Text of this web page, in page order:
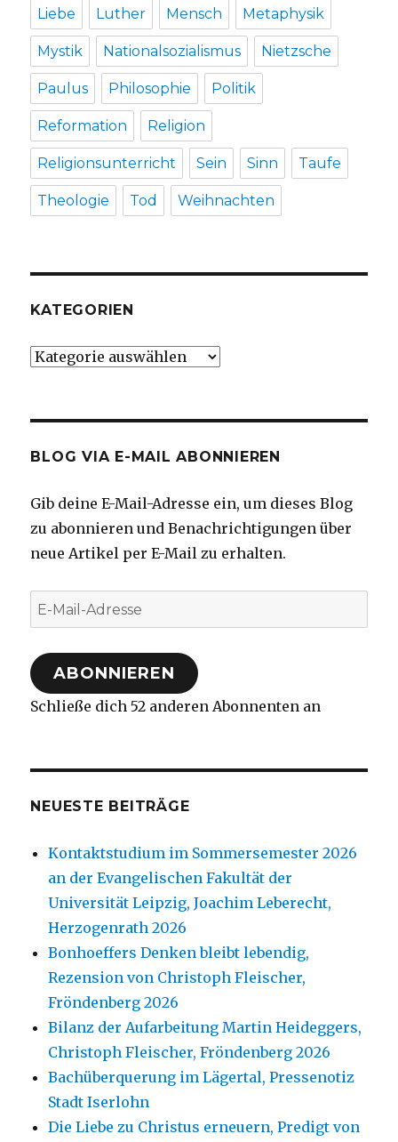
Liebe Luther Mensch Metaphysik
Mystik Nationalsozialismus Nietzsche
Paulus Philosophie Politik
Reformation Religion
Religionsunterricht Sein Sinn Taufe
Theologie Tod Weihnachten
KATEGORIEN
Kategorien
BLOG VIA E-MAIL ABONNIEREN
Gib deine E-Mail-Adresse ein, um dieses Blog
zu abonnieren und Benachrichtigungen über
neue Artikel per E-Mail zu erhalten.
E-
Mail-
Adresse
ABONNIEREN
Schließe dich 52 anderen Abonnenten an
NEUESTE BEITRÄGE
Kontaktstudium im Sommersemester 2026
an der Evangelischen Fakultät der
Universität Leipzig, Joachim Leberecht,
Herzogenrath 2026
Bonhoeffers Denken bleibt lebendig,
Rezension von Christoph Fleischer,
Fröndenberg 2026
Bilanz der Aufarbeitung Martin Heideggers,
Christoph Fleischer, Fröndenberg 2026
Bachüberquerung im Lägertal, Pressenotiz
Stadt Iserlohn
Die Liebe zu Christus erneuern, Predigt von